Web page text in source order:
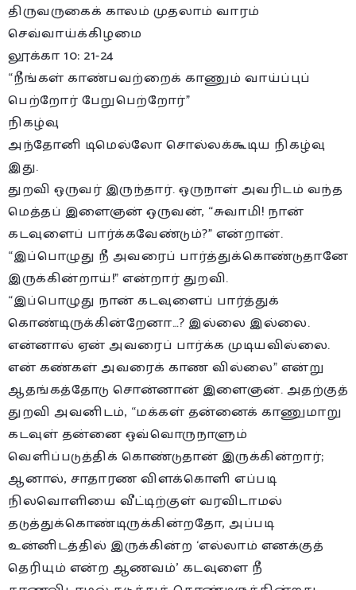
திருவருகைக் காலம் முதலாம் வாரம்
செவ்வாய்க்கிழமை
லூக்கா 10: 21-24
“நீங்கள் காண்பவற்றைக் காணும் வாய்ப்புப்
பெற்றோர் பேறுபெற்றோர்”
நிகழ்வு
அந்தோனி டிமெல்லோ சொல்லக்கூடிய நிகழ்வு
இது.
துறவி ஒருவர் இருந்தார். ஒருநாள் அவரிடம் வந்த
மெத்தப் இளைஞன் ஒருவன், “சுவாமி! நான்
கடவுளைப் பார்க்கவேண்டும்?” என்றான்.
“இப்பொழுது நீ அவரைப் பார்த்துக்கொண்டுதானே
இருக்கின்றாய்!” என்றார் துறவி.
“இப்பொழுது நான் கடவுளைப் பார்த்துக்
கொண்டிருக்கின்றேனா…? இல்லை இல்லை.
என்னால் ஏன் அவரைப் பார்க்க முடியவில்லை.
என் கண்கள் அவரைக் காண வில்லை” என்று
ஆதங்கத்தோடு சொன்னான் இளைஞன். அதற்குத்
துறவி அவனிடம், “மக்கள் தன்னைக் காணுமாறு
கடவுள் தன்னை ஒவ்வொருநாளும்
வெளிப்படுத்திக் கொண்டுதான் இருக்கின்றார்;
ஆனால், சாதாரண விளக்கொளி எப்படி
நிலவொளியை வீட்டிற்குள் வரவிடாமல்
தடுத்துக்கொண்டிருக்கின்றதோ, அப்படி
உன்னிடத்தில் இருக்கின்ற ‘எல்லாம் எனக்குத்
தெரியும் என்ற ஆணவம்’ கடவுளை நீ